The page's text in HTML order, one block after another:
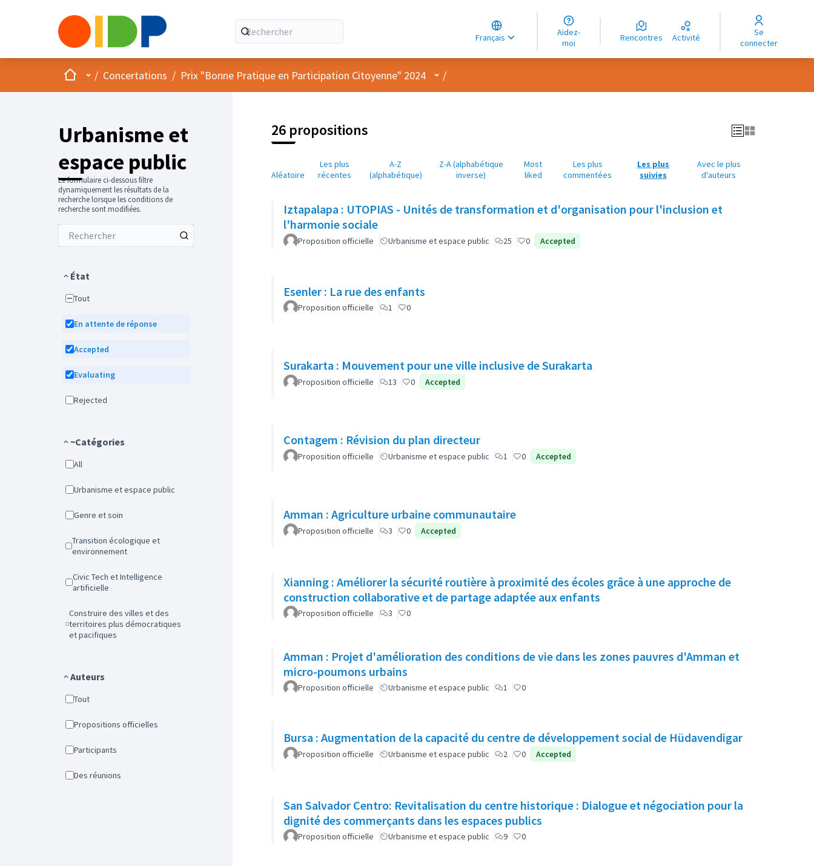
Français
Choose language
Choisir la langue
Elegir el idioma
Aidez-
moi
Rencontres Activité
Se
connecter
AccueilMenu principal
/ Concertations / Prix "Bonne Pratique en Participation Citoyenne" 2024 Menu utilisateur
/
Urbanisme et
espace public
Le formulaire ci-dessous filtre
dynamiquement les résultats de la
recherche lorsque les conditions de
recherche sont modifiées.
État
Tout
En attente de réponse
Accepted
Evaluating
Rejected
~Catégories
All
Urbanisme et espace public
Genre et soin
Transition écologique et
environnement
Civic Tech et Intelligence
artificielle
Construire des villes et des
territoires plus démocratiques
et pacifiques
Auteurs
Tout
Propositions officielles
Participants
Des réunions
26 propositions
Aléatoire
Les plus
récentes
A-Z
(alphabétique)
Z-A (alphabétique
inverse)
Most
liked
Les plus
commentées
Les plus
suivies
Avec le plus
d'auteurs
Iztapalapa : UTOPIAS - Unités de transformation et d'organisation pour l'inclusion et
l'harmonie sociale
Proposition officielle Urbanisme et espace public 25 0 Accepted
Esenler : La rue des enfants
Proposition officielle 1 0
Surakarta : Mouvement pour une ville inclusive de Surakarta
Proposition officielle 13 0 Accepted
Contagem : Révision du plan directeur
Proposition officielle Urbanisme et espace public 1 0 Accepted
Amman : Agriculture urbaine communautaire
Proposition officielle 3 0 Accepted
Xianning : Améliorer la sécurité routière à proximité des écoles grâce à une approche de
construction collaborative et de partage adaptée aux enfants
Proposition officielle 3 0
Amman : Projet d'amélioration des conditions de vie dans les zones pauvres d'Amman et
micro-poumons urbains
Proposition officielle Urbanisme et espace public 1 0
Bursa : Augmentation de la capacité du centre de développement social de Hüdavendigar
Proposition officielle Urbanisme et espace public 2 0 Accepted
San Salvador Centro: Revitalisation du centre historique : Dialogue et négociation pour la
dignité des commerçants dans les espaces publics
Proposition officielle Urbanisme et espace public 9 0